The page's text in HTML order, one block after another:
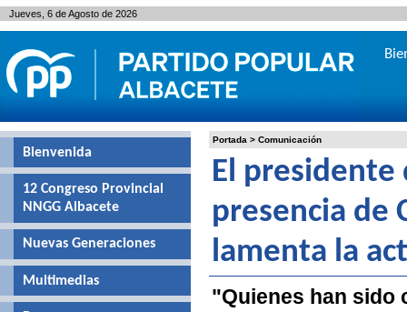
Portada > Comunicación
El presidente
presencia de
lamenta la
"Quienes han sido
Bienvenida
12 Congreso Provincial
NNGG Albacete
Nuevas Generaciones
Multimedias
Jueves, 6 de Agosto de 2026